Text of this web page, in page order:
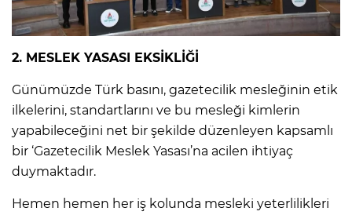
2. MESLEK YASASI EKSİKLİĞİ
Günümüzde Türk basını, gazetecilik mesleğinin etik
ilkelerini, standartlarını ve bu mesleği kimlerin
yapabileceğini net bir şekilde düzenleyen kapsamlı
bir ‘Gazetecilik Meslek Yasası’na acilen ihtiyaç
duymaktadır.
Hemen hemen her iş kolunda mesleki yeterlilikleri